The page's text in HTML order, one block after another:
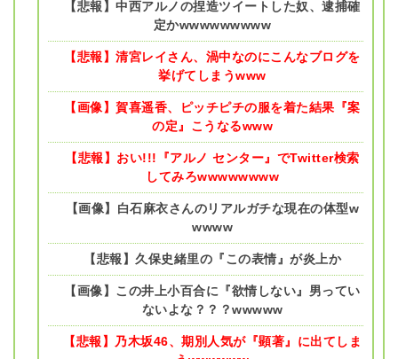
【悲報】中西アルノの捏造ツイートした奴、逮捕確
定かwwwwwwwww
【悲報】清宮レイさん、渦中なのにこんなブログを
挙げてしまうwww
【画像】賀喜遥香、ピッチピチの服を着た結果『案
の定』こうなるwww
【悲報】おい!!!『アルノ センター』でTwitter検索
してみろwwwwwwww
【画像】白石麻衣さんのリアルガチな現在の体型w
wwww
【悲報】久保史緒里の『この表情』が炎上か
【画像】この井上小百合に『欲情しない』男ってい
ないよな？？？wwwww
【悲報】乃木坂46、期別人気が『顕著』に出てしま